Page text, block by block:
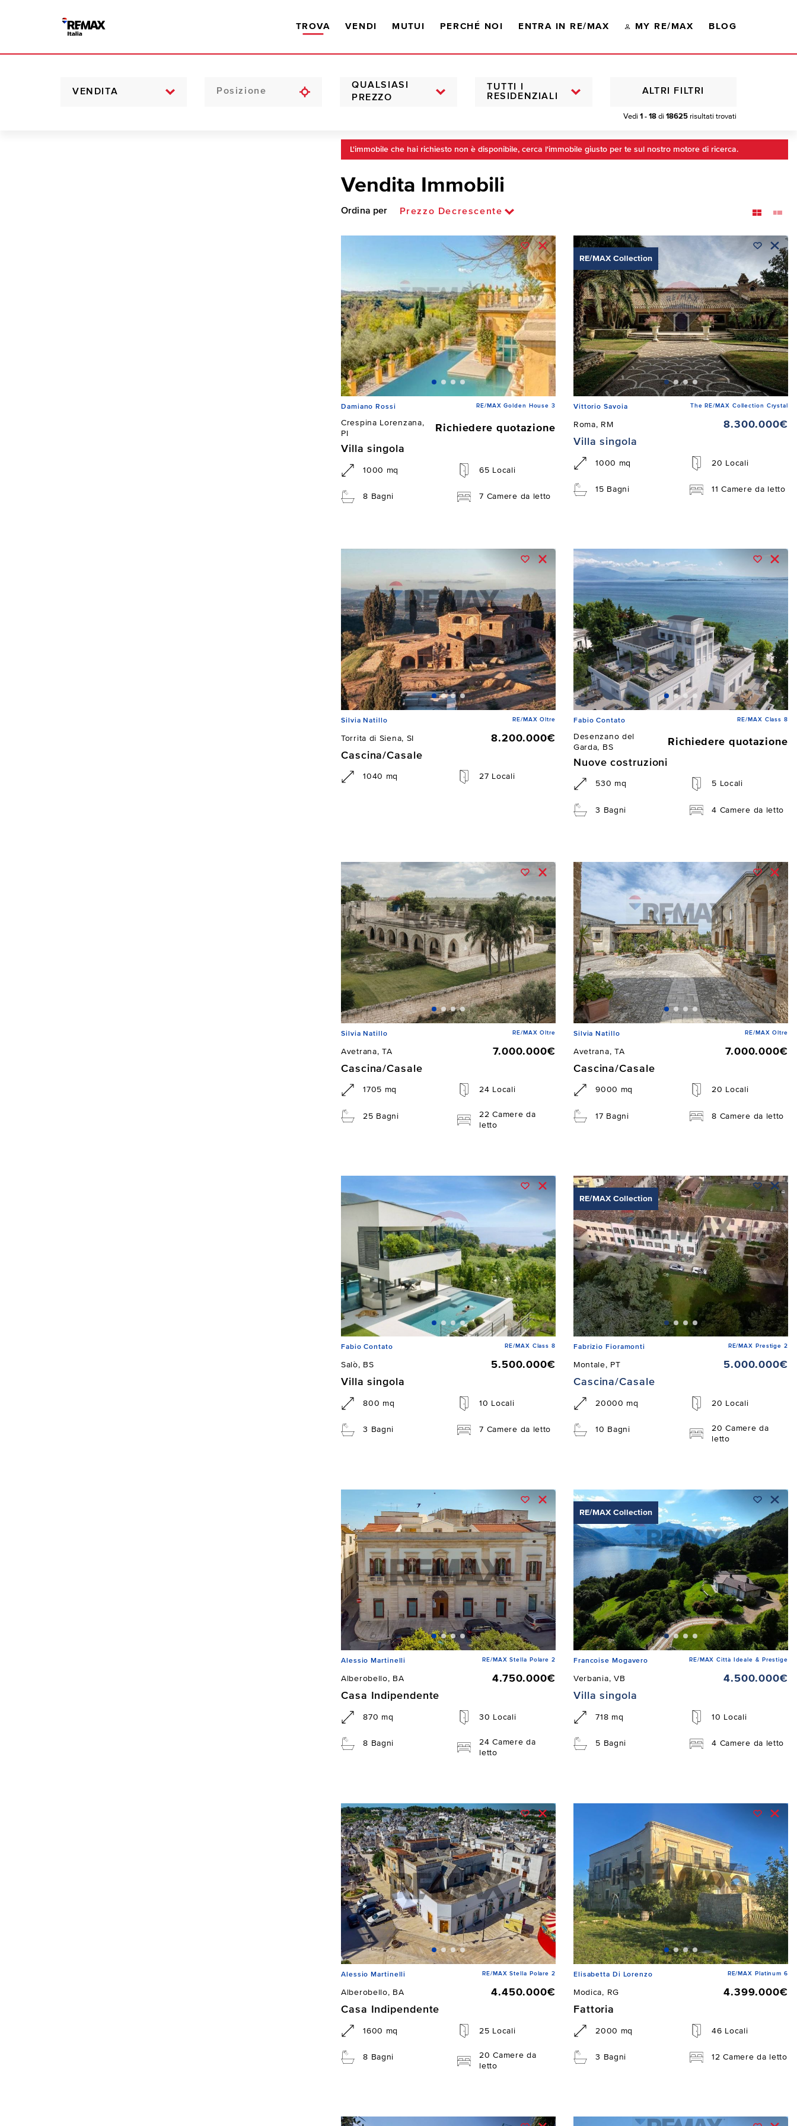
TROVA VENDI MUTUI PERCHÉ NOI ENTRA IN RE/MAX MY RE/MAX BLOG
VENDITA
QUALSIASI
PREZZO
TUTTI I
RESIDENZIALI
Vedi 1 - 18 di 18625 risultati trovati
ALTRI FILTRI
L'immobile che hai richiesto non è disponibile, cerca l'immobile giusto per te sul nostro motore di ricerca.
Vendita Immobili
Ordina per Prezzo Decrescente
Damiano Rossi RE/MAX Golden House 3
Crespina Lorenzana,
PI
Richiedere quotazione
Villa singola
1000 mq 65 Locali
8 Bagni 7 Camere da letto
RE/MAX Collection
Vittorio Savoia The RE/MAX Collection Crystal
Roma, RM
8.300.000€
Villa singola
1000 mq 20 Locali
15 Bagni 11 Camere da letto
Silvia Natillo RE/MAX Oltre
Torrita di Siena, SI
8.200.000€
Cascina/Casale
1040 mq 27 Locali
Fabio Contato RE/MAX Class 8
Desenzano del
Garda, BS
Richiedere quotazione
Nuove costruzioni
530 mq 5 Locali
3 Bagni 4 Camere da letto
Silvia Natillo RE/MAX Oltre
Avetrana, TA
7.000.000€
Cascina/Casale
1705 mq 24 Locali
25 Bagni
22 Camere da
letto
Silvia Natillo RE/MAX Oltre
Avetrana, TA
7.000.000€
Cascina/Casale
9000 mq 20 Locali
17 Bagni 8 Camere da letto
Fabio Contato RE/MAX Class 8
Salò, BS
5.500.000€
Villa singola
800 mq 10 Locali
3 Bagni 7 Camere da letto
RE/MAX Collection
Fabrizio Fioramonti RE/MAX Prestige 2
Montale, PT
5.000.000€
Cascina/Casale
20000 mq 20 Locali
10 Bagni
20 Camere da
letto
Alessio Martinelli RE/MAX Stella Polare 2
Alberobello, BA
4.750.000€
Casa Indipendente
870 mq 30 Locali
8 Bagni
24 Camere da
letto
RE/MAX Collection
Francoise Mogavero RE/MAX Città Ideale & Prestige
Verbania, VB
4.500.000€
Villa singola
718 mq 10 Locali
5 Bagni 4 Camere da letto
Alessio Martinelli RE/MAX Stella Polare 2
Alberobello, BA
4.450.000€
Casa Indipendente
1600 mq 25 Locali
8 Bagni
20 Camere da
letto
Elisabetta Di Lorenzo RE/MAX Platinum 6
Modica, RG
4.399.000€
Fattoria
2000 mq 46 Locali
3 Bagni 12 Camere da letto